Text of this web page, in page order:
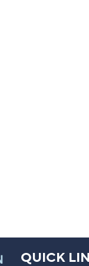
QUICK